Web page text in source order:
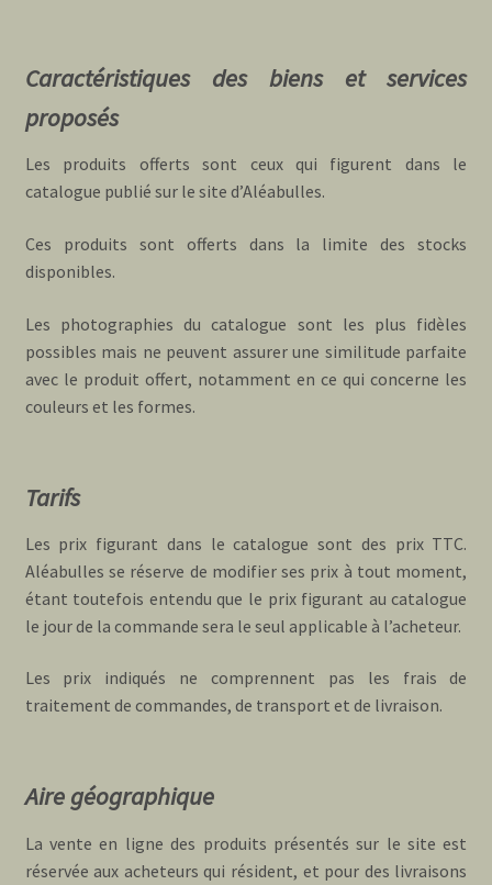
Caractéristiques des biens et services
proposés
Les produits offerts sont ceux qui figurent dans le
catalogue publié sur le site d’Aléabulles.
Ces produits sont offerts dans la limite des stocks
disponibles.
Les photographies du catalogue sont les plus fidèles
possibles mais ne peuvent assurer une similitude parfaite
avec le produit offert, notamment en ce qui concerne les
couleurs et les formes.
Tarifs
Les prix figurant dans le catalogue sont des prix TTC.
Aléabulles se réserve de modifier ses prix à tout moment,
étant toutefois entendu que le prix figurant au catalogue
le jour de la commande sera le seul applicable à l’acheteur.
Les prix indiqués ne comprennent pas les frais de
traitement de commandes, de transport et de livraison.
Aire géographique
La vente en ligne des produits présentés sur le site est
réservée aux acheteurs qui résident, et pour des livraisons